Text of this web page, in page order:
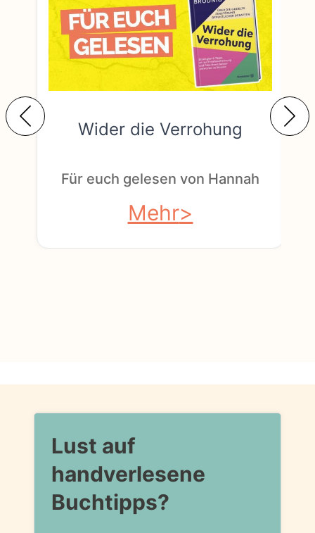
Wider die Verrohung
Für euch gelesen von Hannah
Mehr
Lust auf
handverlesene
Buchtipps?